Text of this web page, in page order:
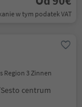
w tym podatek VAT
Region 3 Zinnen
centrum